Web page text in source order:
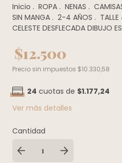
Inicio . ROPA . NENAS .
SIN MANGA . 2-4 AÑOS .
CELESTE DESFLECADA DIBUJO
$12.500
Precio sin impuestos $10.330,58
24 cuotas de $1.177,24
Ver más detalles
Cantidad